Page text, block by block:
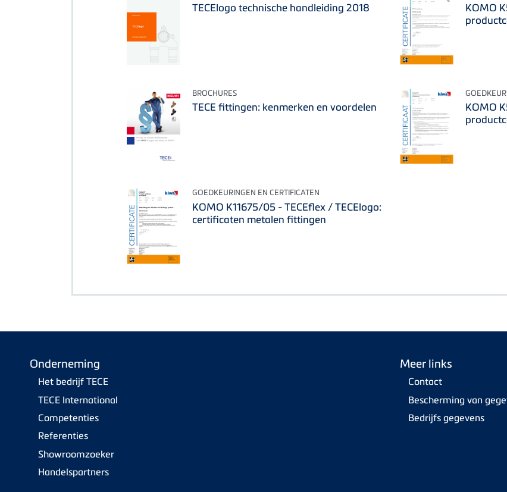
TECElogo technische handleiding 2018
KOMO
BROCHURES
TECE fittingen: kenmerken en voordelen
KOMO
GOEDKEURINGEN EN CERTIFICATEN
KOMO K11675/05 - TECEflex / TECElogo:
certificaten metalen fittingen
Onderneming
Het bedrijf TECE
TECE International
Competenties
Referenties
Showroomzoeker
Handelspartners
Meer links
Contact
Bescherming van
Bedrijfs gegevens